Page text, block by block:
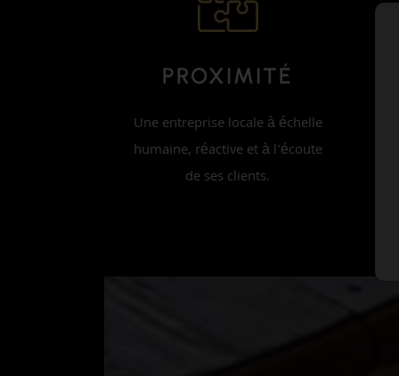
PROXIMITÉ
Une entreprise locale à échelle
humaine, réactive et à l'écoute
de ses clients.